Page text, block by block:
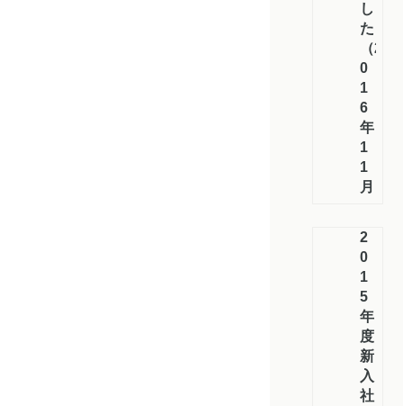
し
た
（2
0
1
6
年
1
1
月）
2
0
1
5
年
度
新
入
社